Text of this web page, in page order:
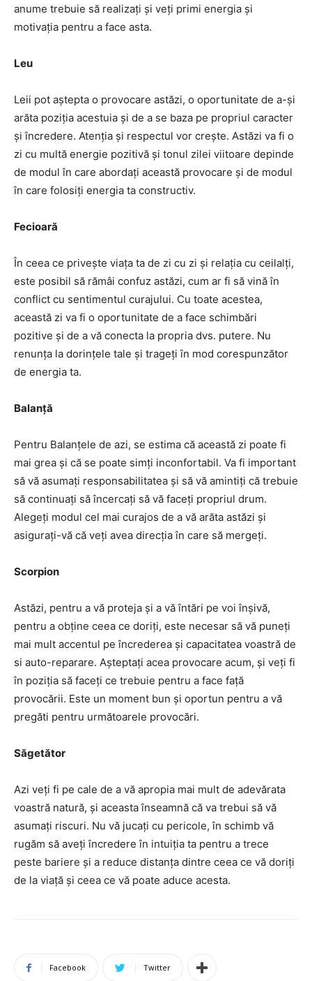
anume trebuie să realizați și veți primi energia și
motivația pentru a face asta.
Leu
Leii pot aștepta o provocare astăzi, o oportunitate de a-și
arăta poziția acestuia și de a se baza pe propriul caracter
și încredere. Atenția și respectul vor crește. Astăzi va fi o
zi cu multă energie pozitivă și tonul zilei viitoare depinde
de modul în care abordați această provocare și de modul
în care folosiți energia ta constructiv.
Fecioară
În ceea ce privește viața ta de zi cu zi și relația cu ceilalți,
este posibil să rămâi confuz astăzi, cum ar fi să vină în
conflict cu sentimentul curajului. Cu toate acestea,
această zi va fi o oportunitate de a face schimbări
pozitive și de a vă conecta la propria dvs. putere. Nu
renunța la dorințele tale și trageți în mod corespunzător
de energia ta.
Balanță
Pentru Balanțele de azi, se estima că această zi poate fi
mai grea și că se poate simți inconfortabil. Va fi important
să vă asumați responsabilitatea și să vă amintiți că trebuie
să continuați să încercați să vă faceți propriul drum.
Alegeți modul cel mai curajos de a vă arăta astăzi și
asigurați-vă că veți avea direcția în care să mergeți.
Scorpion
Astăzi, pentru a vă proteja și a vă întări pe voi înșivă,
pentru a obține ceea ce doriți, este necesar să vă puneți
mai mult accentul pe încrederea și capacitatea voastră de
si auto-reparare. Așteptați acea provocare acum, și veți fi
în poziția să faceți ce trebuie pentru a face față
provocării. Este un moment bun și oportun pentru a vă
pregăti pentru următoarele provocări.
Săgetător
Azi veți fi pe cale de a vă apropia mai mult de adevărata
voastră natură, și aceasta înseamnă că va trebui să vă
asumați riscuri. Nu vă jucați cu pericole, în schimb vă
rugăm să aveți încredere în intuiția ta pentru a trece
peste bariere și a reduce distanța dintre ceea ce vă doriți
de la viață și ceea ce vă poate aduce acesta.
Facebook Twitter